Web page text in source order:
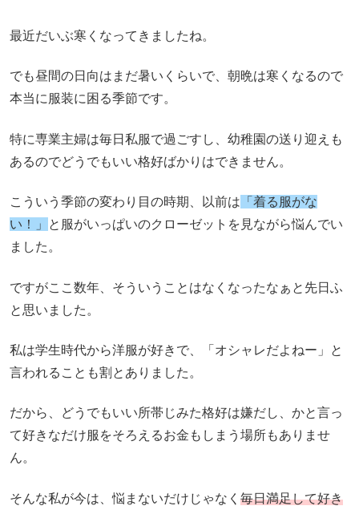
最近だいぶ寒くなってきましたね。
でも昼間の日向はまだ暑いくらいで、朝晩は寒くなるので
本当に服装に困る季節です。
特に専業主婦は毎日私服で過ごすし、幼稚園の送り迎えも
あるのでどうでもいい格好ばかりはできません。
こういう季節の変わり目の時期、以前は 「着る服がな
い！」
と服がいっぱいのクローゼットを見ながら悩んでい
ました。
ですがここ数年、そういうことはなくなったなぁと先日ふ
と思いました。
私は学生時代から洋服が好きで、「オシャレだよねー」と
言われることも割とありました。
だから、どうでもいい所帯じみた格好は嫌だし、かと言っ
て好きなだけ服をそろえるお金もしまう場所もありませ
ん。
そんな私が今は、悩まないだけじゃなく 毎日満足して好き